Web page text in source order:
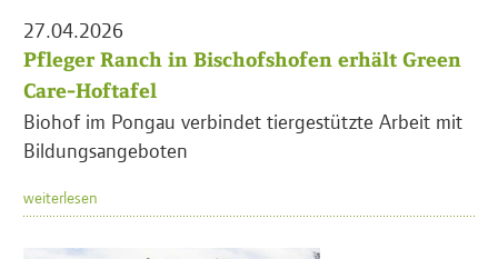
27.04.2026
Pfleger Ranch in Bischofshofen erhält Green
Care-Hoftafel
Biohof im Pongau verbindet tiergestützte Arbeit mit
Bildungsangeboten
weiterlesen